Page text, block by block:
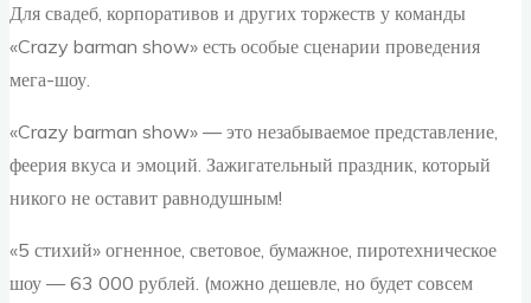
Для свадеб, корпоративов и других торжеств у команды
«Crazy barman show» есть особые сценарии проведения
мега-шоу.
«Crazy barman show» — это незабываемое представление,
феерия вкуса и эмоций. Зажигательный праздник, который
никого не оставит равнодушным!
«5 стихий» огненное, световое, бумажное, пиротехническое
шоу — 63 000 рублей. (можно дешевле, но будет совсем